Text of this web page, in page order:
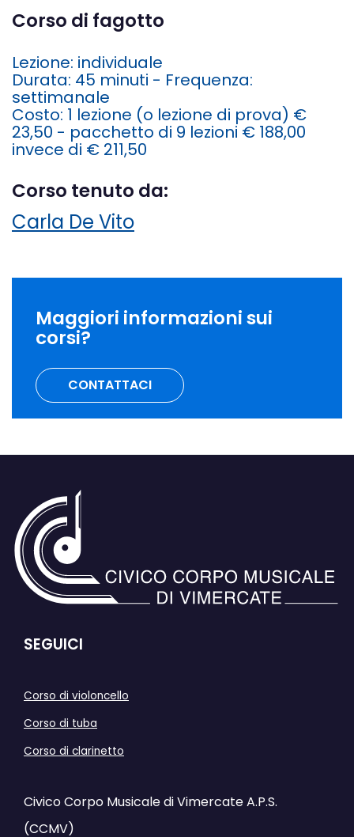
Corso di fagotto
Lezione: individuale
Durata: 45 minuti - Frequenza:
settimanale
Costo: 1 lezione (o lezione di prova) €
23,50 - pacchetto di 9 lezioni € 188,00
invece di € 211,50
Corso tenuto da:
Carla De Vito
Maggiori informazioni sui
corsi?
CONTATTACI
SEGUICI
Corso di violoncello
Corso di tuba
Corso di clarinetto
Civico Corpo Musicale di Vimercate A.P.S.
(CCMV)